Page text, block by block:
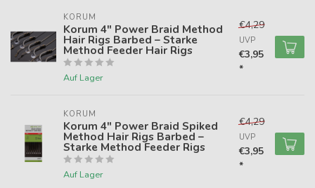
KORUM
Korum 4" Power Braid Method
Hair Rigs Barbed – Starke
Method Feeder Hair Rigs
Auf Lager
€4,29
UVP
€3,95
*
KORUM
Korum 4" Power Braid Spiked
Method Hair Rigs Barbed –
Starke Method Feeder Rigs
Auf Lager
€4,29
UVP
€3,95
*